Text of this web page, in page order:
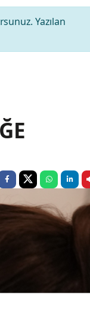
Yazılan